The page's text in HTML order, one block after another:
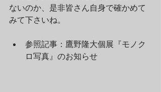
ないのか、是非皆さん自身で確かめて
みて下さいね。
参照記事：鷹野隆大個展『モノク
ロ写真』のお知らせ